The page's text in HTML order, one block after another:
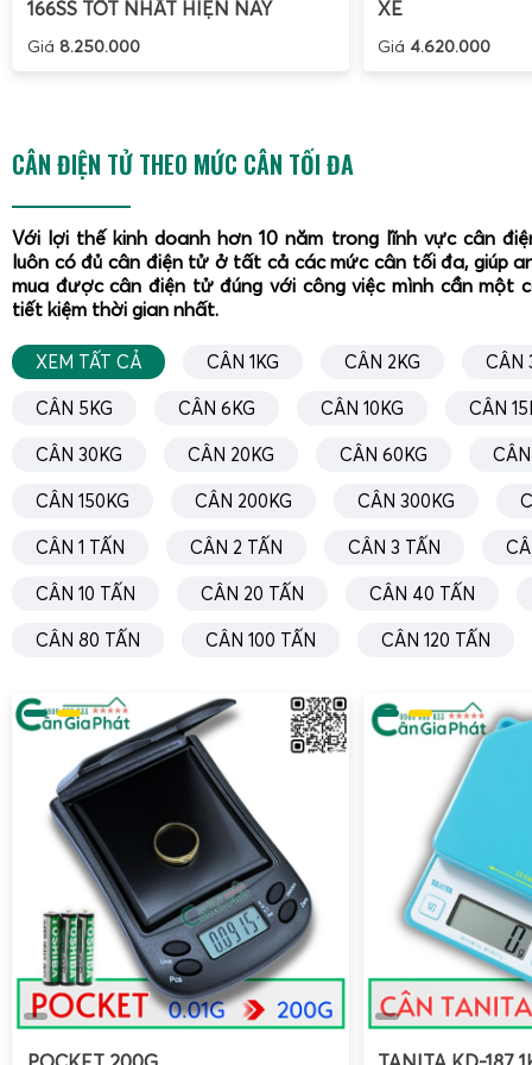
Cân Tanita KD-200 cần được sử dụng đúng quy trình để
chính xác khi cân thực phẩm khô, ướt hoặc đóng gói.
trí đặt cân, thao tác bật/tắt, trừ bì và vệ sinh sau mỗi
loadcellvà mạch điện. Sau thời gian dài hoạt động hoặc
hiệu chuẩn bằng quả cân chuẩntrong môi trường ổn định
nhất do kỹ thuật viên thực hiện. Khi xuất hiện các lỗi
nhảy số, không về 0 hay báo quá tải, cần kiểm tra
hệ đơn vị chuyên môn để sửa chữa, thay linh kiện và
Phát cung cấp dịch vụ giao hàng, bảo hành, hỗ trợ kỹ
166SS TỐT NHẤT HIỆN NAY
Giá 8.250.000
XE
Giá 4.620.000
CÂN ĐIỆN TỬ THEO MỨC CÂN TỐI ĐA
Với lợi thế kinh doanh hơn 10 năm trong lĩnh vực cân
luôn có đủ cân điện tử ở tất cả các mức cân tối đa, giúp
mua được cân điện tử đúng với công việc mình cần một
tiết kiệm thời gian nhất.
XEM TẤT CẢ CÂN 1KG CÂN 2KG CÂN
CÂN 5KG CÂN 6KG CÂN 10KG CÂN
CÂN 30KG CÂN 20KG CÂN 60KG
CÂN 150KG CÂN 200KG CÂN 300KG
CÂN 1 TẤN CÂN 2 TẤN CÂN 3 TẤN
CÂN 10 TẤN CÂN 20 TẤN CÂN 40 TẤN
CÂN 80 TẤN CÂN 100 TẤN CÂN 120 TẤN